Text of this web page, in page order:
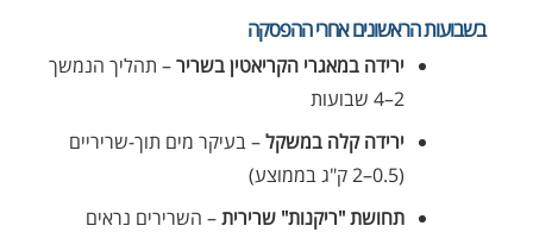
בשבועות הראשונים אחרי ההפסקה
ירידה במאגרי הקריאטין בשריר– תהליך הנמשך
2–4 שבועות
ירידה קלה במשקל– בעיקר מים תוך-שריריים
(0.5–2 ק"ג בממוצע)
תחושת "ריקנות" שרירית– השרירים נראים